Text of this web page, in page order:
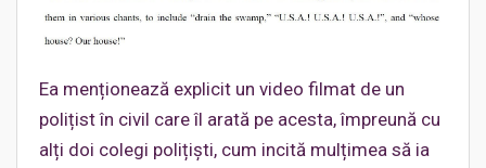
Ea menționează explicit un video filmat de un
polițist în civil care îl arată pe acesta, împreună cu
alți doi colegi polițiști, cum incită mulțimea să ia